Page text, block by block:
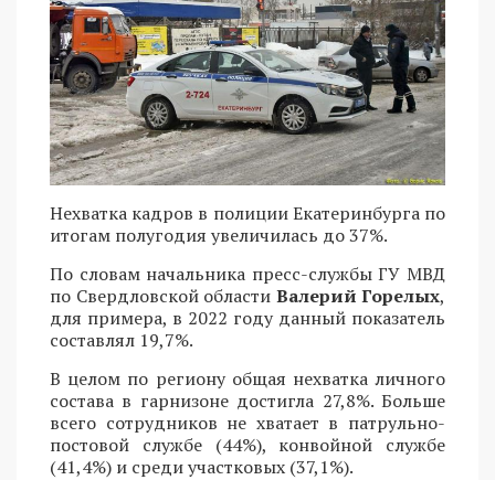
Нехватка кадров в полиции Екатеринбурга по
итогам полугодия увеличилась до 37%.
По словам начальника пресс-службы ГУ МВД
по Свердловской области Валерий Горелых,
для примера, в 2022 году данный показатель
составлял 19,7%.
В целом по региону общая нехватка личного
состава в гарнизоне достигла 27,8%. Больше
всего сотрудников не хватает в патрульно-
постовой службе (44%), конвойной службе
(41,4%) и среди участковых (37,1%).